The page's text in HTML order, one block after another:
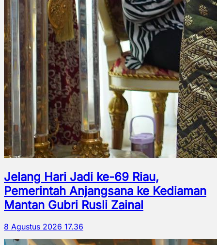
Jelang Hari Jadi ke-69 Riau,
Pemerintah Anjangsana ke Kediaman
Mantan Gubri Rusli Zainal
8 Agustus 2026 17.36